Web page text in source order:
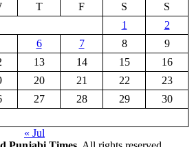
T F S
S
1
2
6 7 8
9
13 14 15
16
20 21 22
23
27 28 29
30
« Jul